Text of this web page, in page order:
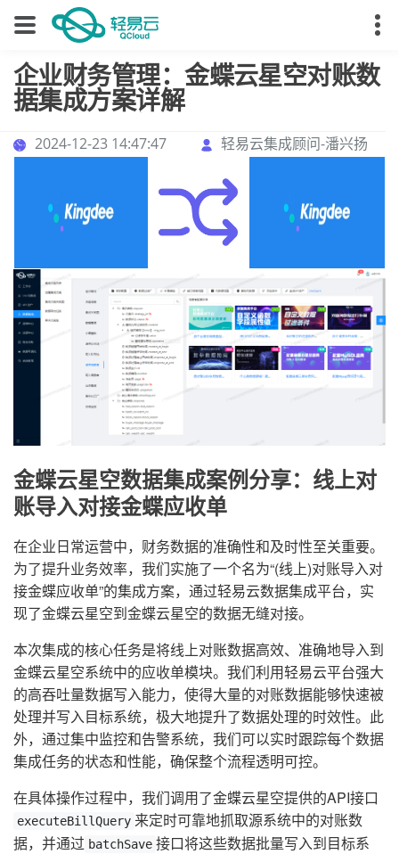
企业财务管理：金蝶云星空对账数
据集成方案详解
2024-12-23 14:47:47 轻易云集成顾问-潘兴扬
金蝶云星空数据集成案例分享：线上对
账导入对接金蝶应收单
在企业日常运营中，财务数据的准确性和及时性至关重要。
为了提升业务效率，我们实施了一个名为“(线上)对账导入对
接金蝶应收单”的集成方案，通过轻易云数据集成平台，实
现了金蝶云星空到金蝶云星空的数据无缝对接。
本次集成的核心任务是将线上对账数据高效、准确地导入到
金蝶云星空系统中的应收单模块。我们利用轻易云平台强大
的高吞吐量数据写入能力，使得大量的对账数据能够快速被
处理并写入目标系统，极大地提升了数据处理的时效性。此
外，通过集中监控和告警系统，我们可以实时跟踪每个数据
集成任务的状态和性能，确保整个流程透明可控。
在具体操作过程中，我们调用了金蝶云星空提供的API接口
executeBillQuery 来定时可靠地抓取源系统中的对账数
据，并通过 batchSave 接口将这些数据批量写入到目标系